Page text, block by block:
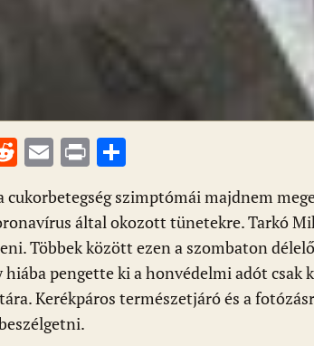
R
e
d
di
t
E
ai
l
Pr
in
t
ss
za
m
e
g
cukorbetegség szimptómái majdnem
által okozott tünetekre. Tarkó
Többek között ezen a szombaton
hiába pengette ki a honvédelmi adót csak
Kerékpáros természetjáró és a